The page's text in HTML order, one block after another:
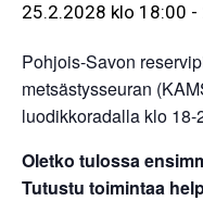
25.2.2028 klo 18:00 -
Pohjois-Savon
metsästysseuran
luodikkoradalla klo 18-
Oletko tulossa
Tutustu toimintaa